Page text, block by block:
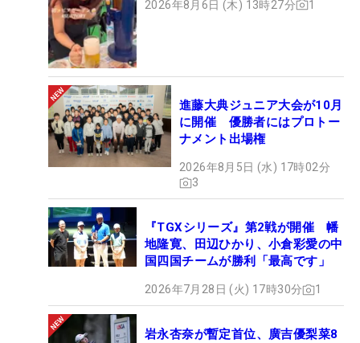
2026年8月6日 (木) 13時27分 1
進藤大典ジュニア大会が10月
に開催 優勝者にはプロトー
ナメント出場権
2026年8月5日 (水) 17時02分
3
『TGXシリーズ』第2戦が開催 幡
地隆寛、田辺ひかり、小倉彩愛の中
国四国チームが勝利「最高です」
2026年7月28日 (火) 17時30分 1
岩永杏奈が暫定首位、廣吉優梨菜8